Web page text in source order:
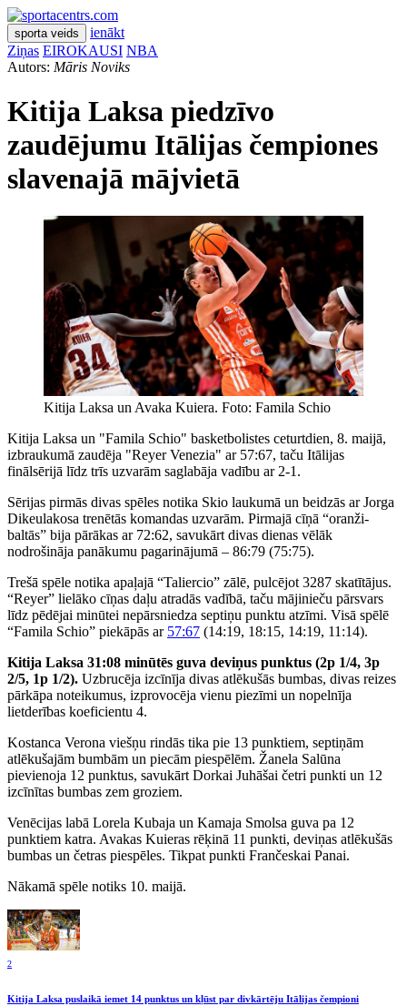
sporta veids
ienākt
Ziņas EIROKAUSI NBA
Autors: Māris Noviks
Kitija Laksa piedzīvo
zaudējumu Itālijas čempiones
slavenajā mājvietā
Kitija Laksa un Avaka Kuiera. Foto: Famila Schio
Kitija Laksa un "Famila Schio" basketbolistes ceturtdien, 8. maijā,
izbraukumā zaudēja "Reyer Venezia" ar 57:67, taču Itālijas
finālsērijā līdz trīs uzvarām saglabāja vadību ar 2-1.
Sērijas pirmās divas spēles notika Skio laukumā un beidzās ar Jorga
Dikeulakosa trenētās komandas uzvarām. Pirmajā cīņā “oranži-
baltās” bija pārākas ar 72:62, savukārt divas dienas vēlāk
nodrošināja panākumu pagarinājumā – 86:79 (75:75).
Trešā spēle notika apaļajā “Taliercio” zālē, pulcējot 3287 skatītājus.
“Reyer” lielāko cīņas daļu atradās vadībā, taču mājinieču pārsvars
līdz pēdējai minūtei nepārsniedza septiņu punktu atzīmi. Visā spēlē
“Famila Schio” piekāpās ar 57:67 (14:19, 18:15, 14:19, 11:14).
Kitija Laksa 31:08 minūtēs guva deviņus punktus (2p 1/4, 3p
2/5, 1p 1/2). Uzbrucēja izcīnīja divas atlēkušās bumbas, divas reizes
pārkāpa noteikumus, izprovocēja vienu piezīmi un nopelnīja
lietderības koeficientu 4.
Kostanca Verona viešņu rindās tika pie 13 punktiem, septiņām
atlēkušajām bumbām un piecām piespēlēm. Žanela Salūna
pievienoja 12 punktus, savukārt Dorkai Juhāšai četri punkti un 12
izcīnītas bumbas zem groziem.
Venēcijas labā Lorela Kubaja un Kamaja Smolsa guva pa 12
punktiem katra. Avakas Kuieras rēķinā 11 punkti, deviņas atlēkušās
bumbas un četras piespēles. Tikpat punkti Frančeskai Panai.
Nākamā spēle notiks 10. maijā.
2
Kitija Laksa puslaikā iemet 14 punktus un kļūst par divkārtēju Itālijas čempioni